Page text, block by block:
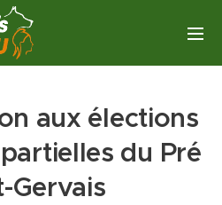
aux élections
du Pré
Gervais